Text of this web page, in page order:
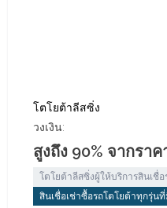
โตโยต้าลีสซิ่ง
วงเงิน:
สูงถึง 90% จากรา
โตโยต้าลีสซิ่งผู้ให้บริการสินเชื่
สินเชื่อเช่าซื้อรถโตโยต้าทุกรุ่น